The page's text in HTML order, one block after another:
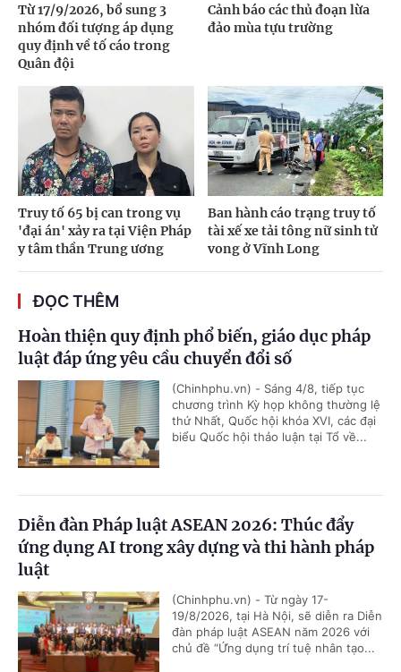
Từ 17/9/2026, bổ sung 3
nhóm đối tượng áp dụng
quy định về tố cáo trong
Quân đội
Cảnh báo các thủ đoạn lừa
đảo mùa tựu trường
Truy tố 65 bị can trong vụ
'đại án' xảy ra tại Viện Pháp
y tâm thần Trung ương
Ban hành cáo trạng truy tố
tài xế xe tải tông nữ sinh tử
vong ở Vĩnh Long
ĐỌC THÊM
Hoàn thiện quy định phổ biến, giáo dục pháp
luật đáp ứng yêu cầu chuyển đổi số
(Chinhphu.vn) - Sáng 4/8, tiếp tục
chương trình Kỳ họp không thường lệ
thứ Nhất, Quốc hội khóa XVI, các đại
biểu Quốc hội thảo luận tại Tổ về...
Diễn đàn Pháp luật ASEAN 2026: Thúc đẩy
ứng dụng AI trong xây dựng và thi hành pháp
luật
(Chinhphu.vn) - Từ ngày 17-
19/8/2026, tại Hà Nội, sẽ diễn ra Diễn
đàn pháp luật ASEAN năm 2026 với
chủ đề “Ứng dụng trí tuệ nhân tạo...